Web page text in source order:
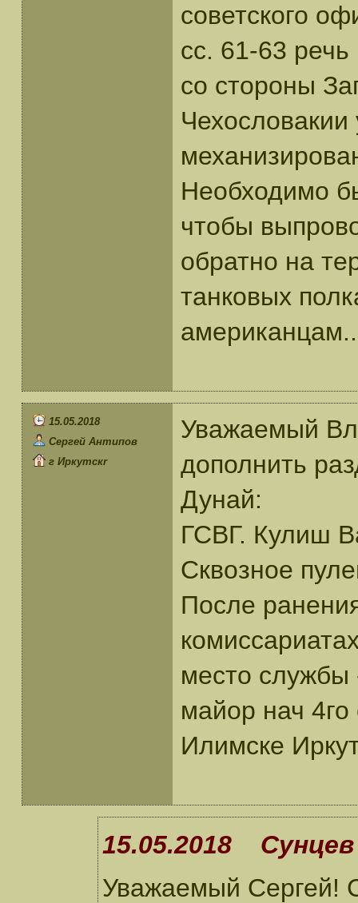
советского
сс. 61-63
со стороны
Необходимо
чтобы
обратно на
танковых
15.05.2018
Сергей Антипов
г Иркутскr
Уважаемый
дополнить
Дунай:
ГСВГ. Кулиш
Сквозное
После
место службы
майор нач
Илимске
15.05.2018
Уважаемый Сергей!